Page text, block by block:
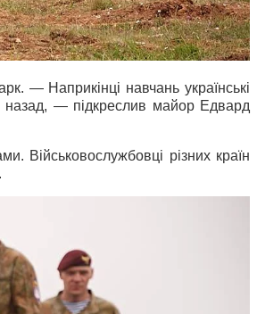
— Наприкінці навчань українські
назад, — підкреслив майор Едвард
Військовослужбовці різних країн